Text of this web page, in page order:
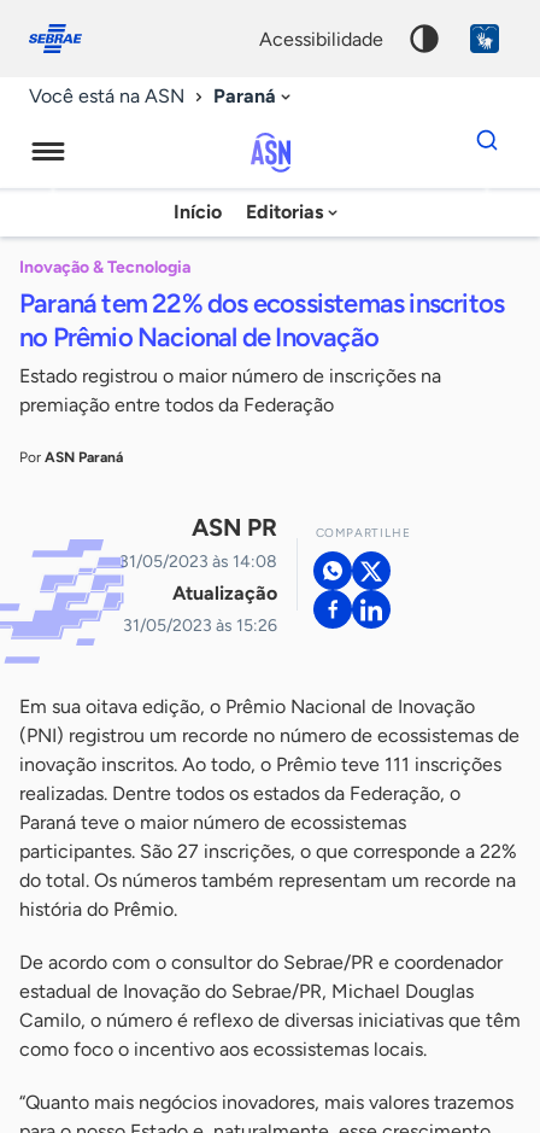
conosco
acessibilidade
Você está na ASN Paraná
Agência
Sebrae
Notícias
Início Editorias
Dados
para
chave
Inovação & Tecnologia
Paraná tem 22% dos ecossistemas inscritos
no Prêmio Nacional de Inovação
Estado registrou o maior número de inscrições na
premiação entre todos da Federação
Por ASN Paraná
ASN PR
31/05/2023 às 14:08
Atualização
31/05/2023 às 15:26
COMPARTILHE
Em sua oitava edição, o Prêmio Nacional de Inovação
(PNI) registrou um recorde no número de ecossistemas de
inovação inscritos. Ao todo, o Prêmio teve 111 inscrições
realizadas. Dentre todos os estados da Federação, o
Paraná teve o maior número de ecossistemas
participantes. São 27 inscrições, o que corresponde a 22%
do total. Os números também representam um recorde na
história do Prêmio.
De acordo com o consultor do Sebrae/PR e coordenador
estadual de Inovação do Sebrae/PR, Michael Douglas
Camilo, o número é reflexo de diversas iniciativas que têm
como foco o incentivo aos ecossistemas locais.
“Quanto mais negócios inovadores, mais valores trazemos